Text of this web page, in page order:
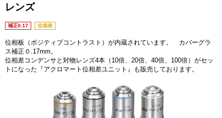
レンズ
補正0.17 位相差
位相板（ポジティブコントラスト）が内蔵されています。 カバーグラ
ス補正０.17mm。
位相差コンデンサと対物レンズ4本（10倍、20倍、40倍、100倍）がセッ
トになった『アクロマート位相差ユニット』も販売しております。